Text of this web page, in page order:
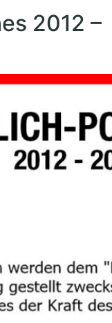
2012 –